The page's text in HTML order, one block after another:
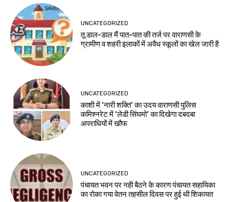
UNCATEGORIZED
तू डाल-डाल मैं पात-पात की तर्ज पर वाराणसी के
ग्रामीण व शहरी इलाकों में अवैध स्कूलों का खेल जारी है
UNCATEGORIZED
काशी में ‘नारी शक्ति’ का उदय वाराणसी पुलिस
कमिश्नरेट में ‘लेडी सिंघमो’ का दिखेगा दबदबा
अपराधियों में खौफ
UNCATEGORIZED
पंचायत भवन पर नही बैठने के कारण पंचायत सहायिका
का रोका गया वेतन तहसील दिवस पर हुई थी शिकायत